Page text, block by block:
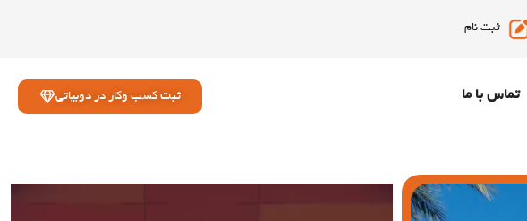
ثبت نام
تماس با ما ثبت کسب وکار در دوبیاتی